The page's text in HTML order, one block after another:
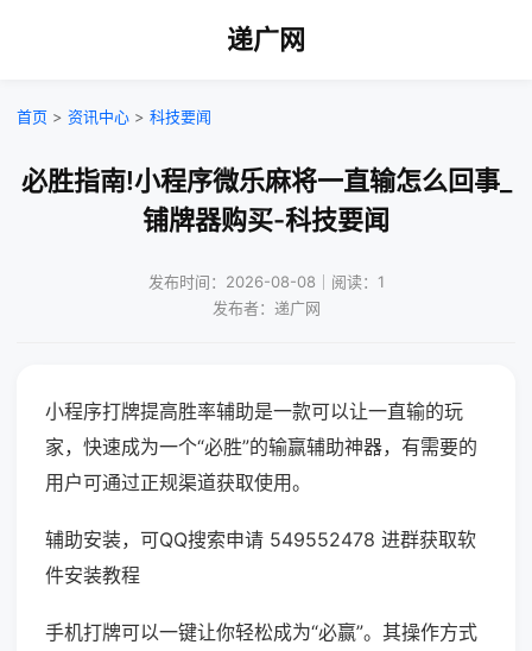
递广网
首页 > 资讯中心 > 科技要闻
必胜指南!小程序微乐麻将一直输怎么回事_
铺牌器购买-科技要闻
发布时间：2026-08-08｜阅读：1
发布者：递广网
小程序打牌提高胜率辅助是一款可以让一直输的玩
家，快速成为一个“必胜”的输赢辅助神器，有需要的
用户可通过正规渠道获取使用。
辅助安装，可QQ搜索申请 549552478 进群获取软
件安装教程
手机打牌可以一键让你轻松成为“必赢”。其操作方式